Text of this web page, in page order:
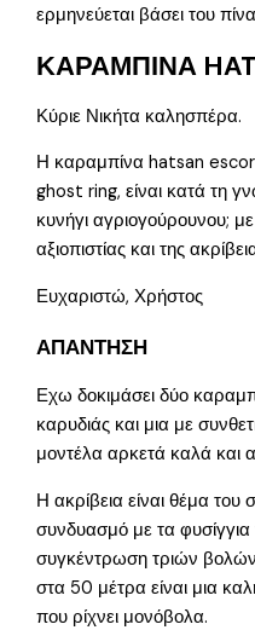
ερμηνεύεται βάσει του
ΚΑΡΑΜΠΙΝΑ
Κύριε Νικήτα καλησπέρα.
Η καραμπίνα hatsan
ghost ring, είναι κατά τη
κυνήγι αγριογούρουνου;
αξιοπιστίας και της
Ευχαριστώ, Χρήστος
ΑΠΑΝΤΗΣΗ
Εχω δοκιμάσει δύο
καρυδιάς και μια με
μοντέλα αρκετά καλά και
Η ακρίβεια είναι θέμα
συνδυασμό με τα
συγκέντρωση τριών
στα 50 μέτρα είναι μια
που ρίχνει μονόβολα.